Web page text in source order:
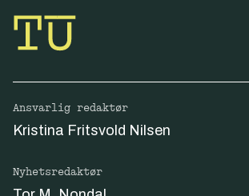
Ansvarlig redaktør
Kristina Fritsvold Nilsen
Nyhetsredaktør